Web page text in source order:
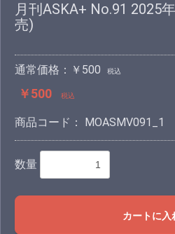
月刊ASKA+ No.91 2025
売)
通常価格：￥500 税込
￥500 税込
商品コード： MOASMV091_1
数量
カートに入